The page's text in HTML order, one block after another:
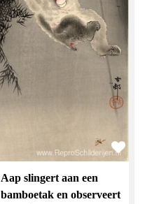
Aap slingert aan een
bamboetak en observeert